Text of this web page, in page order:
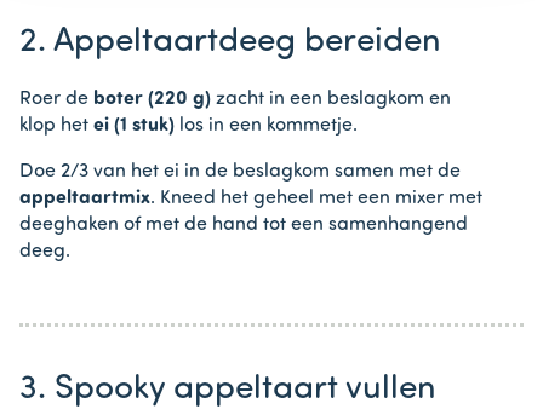
2. Appeltaartdeeg bereiden
Roer de boter (220 g) zacht in een beslagkom en
klop het ei (1 stuk) los in een kommetje.
Doe 2/3 van het ei in de beslagkom samen met de
appeltaartmix. Kneed het geheel met een mixer met
deeghaken of met de hand tot een samenhangend
deeg.
3. Spooky appeltaart vullen